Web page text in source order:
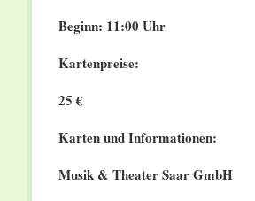
Beginn: 11:00 Uhr
Kartenpreise:
25 €
Karten und Informationen:
Musik & Theater Saar GmbH